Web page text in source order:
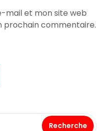
mail et mon site web
prochain commentaire.
Recherche